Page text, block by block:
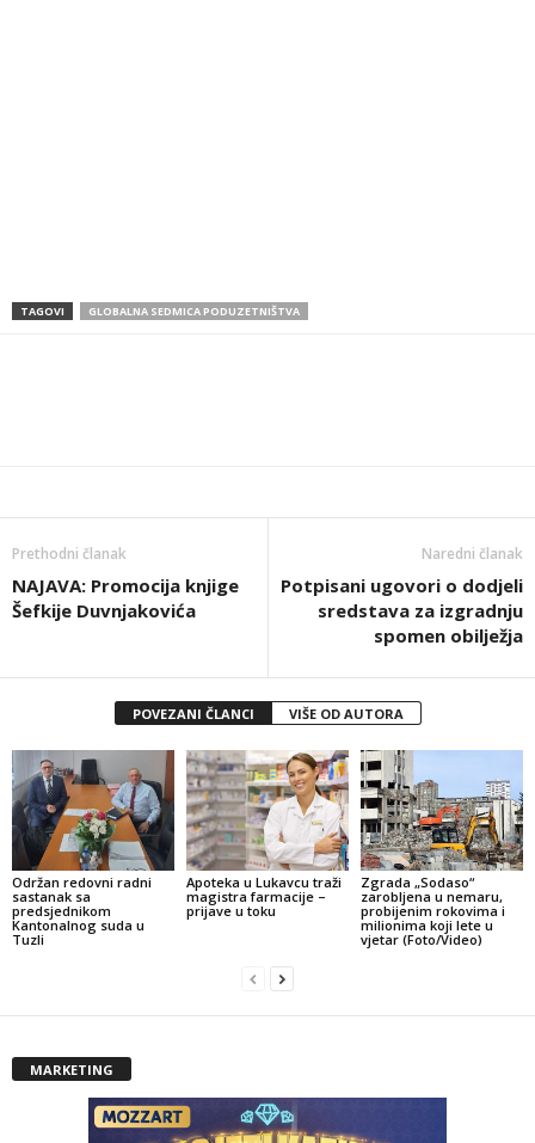
TAGOVI GLOBALNA SEDMICA PODUZETNIŠTVA
Prethodni članak
NAJAVA: Promocija knjige
Šefkije Duvnjakovića
Naredni članak
Potpisani ugovori o dodjeli
sredstava za izgradnju
spomen obilježja
POVEZANI ČLANCI VIŠE OD AUTORA
Održan redovni radni
sastanak sa
predsjednikom
Kantonalnog suda u
Tuzli
Apoteka u Lukavcu traži
magistra farmacije –
prijave u toku
Zgrada „Sodaso“
zarobljena u nemaru,
probijenim rokovima i
milionima koji lete u
vjetar (Foto/Video)
MARKETING